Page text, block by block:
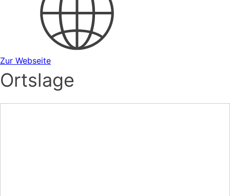
Zur Webseite
Ortslage